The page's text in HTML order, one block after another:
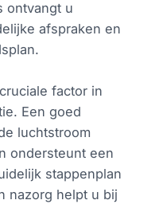
ontvangt u
afspraken en
factor in
Een goed
luchtstroom
ondersteunt een
stappenplan
nazorg helpt u bij